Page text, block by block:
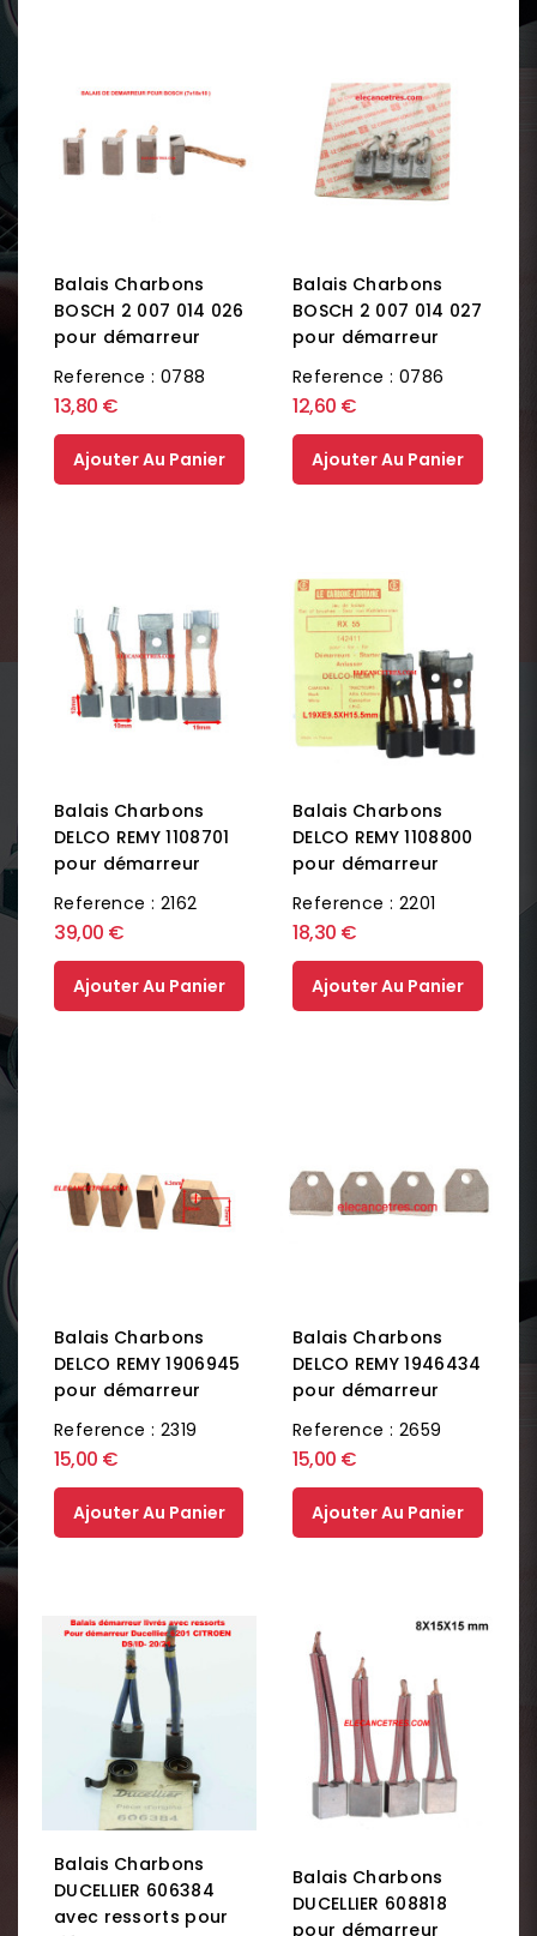
Balais Charbons
BOSCH 2 007 014 026
pour démarreur
Reference : 0788
13,80 €
Ajouter Au Panier
Balais Charbons
BOSCH 2 007 014 027
pour démarreur
Reference : 0786
12,60 €
Ajouter Au Panier
Balais Charbons
DELCO REMY 1108701
pour démarreur
Reference : 2162
39,00 €
Ajouter Au Panier
Balais Charbons
DELCO REMY 1108800
pour démarreur
Reference : 2201
18,30 €
Ajouter Au Panier
Balais Charbons
DELCO REMY 1906945
pour démarreur
Reference : 2319
15,00 €
Ajouter Au Panier
Balais Charbons
DELCO REMY 1946434
pour démarreur
Reference : 2659
15,00 €
Ajouter Au Panier
Balais Charbons
DUCELLIER 606384
avec ressorts pour
Balais Charbons
DUCELLIER 608818
pour démarreur